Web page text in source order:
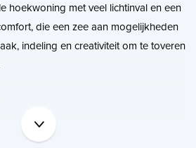
hoekwoning met veel lichtinval en een
die een zee aan mogelijkheden
indeling en creativiteit om te toveren